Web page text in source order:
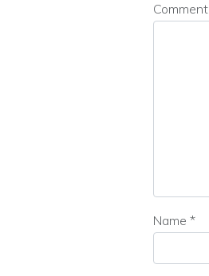
Comment
Name *